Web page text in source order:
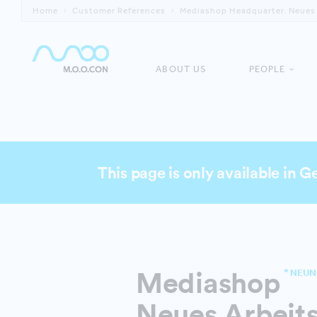
Home Customer References Mediashop Headquarter.
ABOUT US PEOPLE
This page is only available in
Mediashop *